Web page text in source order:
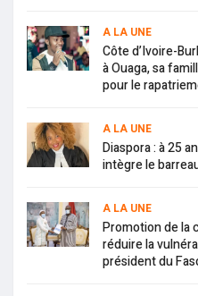
A LA UNE
Côte d’Ivoire-
à Ouaga, sa
pour le
A LA UNE
Diaspora : à 25
intègre le
A LA UNE
Promotion de la
réduire la
président du